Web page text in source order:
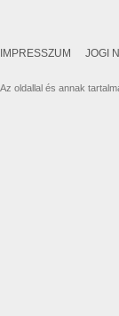
IMPRESSZUM JOGI
Az oldallal és annak